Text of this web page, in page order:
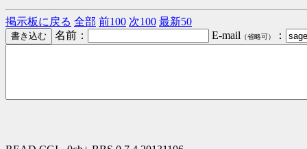
掲示板に戻る 全部 前100 次100 最新50
名前：
E-mail （省略可） ：